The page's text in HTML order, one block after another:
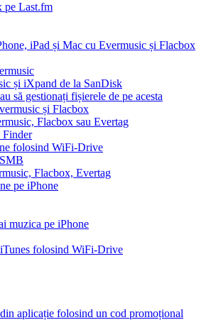
pe Last.fm
iPad și Mac cu Evermusic și Flacbox
și iXpand de la SanDisk
să gestionați fișierele de pe acesta
și Flacbox
Flacbox sau Evertag
Finder
folosind WiFi-Drive
Flacbox, Evertag
pe iPhone
muzica pe iPhone
folosind WiFi-Drive
aplicație folosind un cod promoțional